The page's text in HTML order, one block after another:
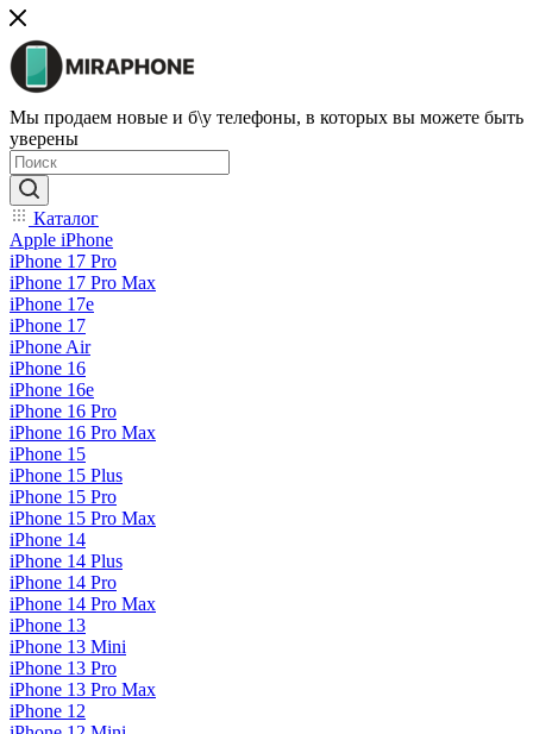
Мы продаем новые и б\у телефоны, в которых вы можете быть
уверены
Каталог
Apple iPhone
iPhone 17 Pro
iPhone 17 Pro Max
iPhone 17e
iPhone 17
iPhone Air
iPhone 16
iPhone 16e
iPhone 16 Pro
iPhone 16 Pro Max
iPhone 15
iPhone 15 Plus
iPhone 15 Pro
iPhone 15 Pro Max
iPhone 14
iPhone 14 Plus
iPhone 14 Pro
iPhone 14 Pro Max
iPhone 13
iPhone 13 Mini
iPhone 13 Pro
iPhone 13 Pro Max
iPhone 12